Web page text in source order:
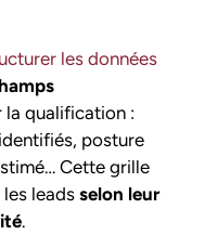
les données
qualification :
posture
Cette grille
leads selon leur
.